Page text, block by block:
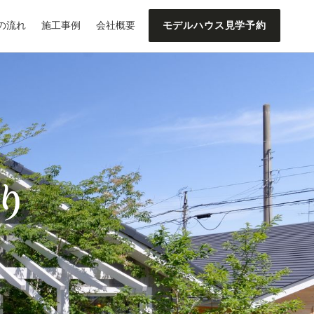
流れ 施工事例 会社概要 モデルハウス見学予約